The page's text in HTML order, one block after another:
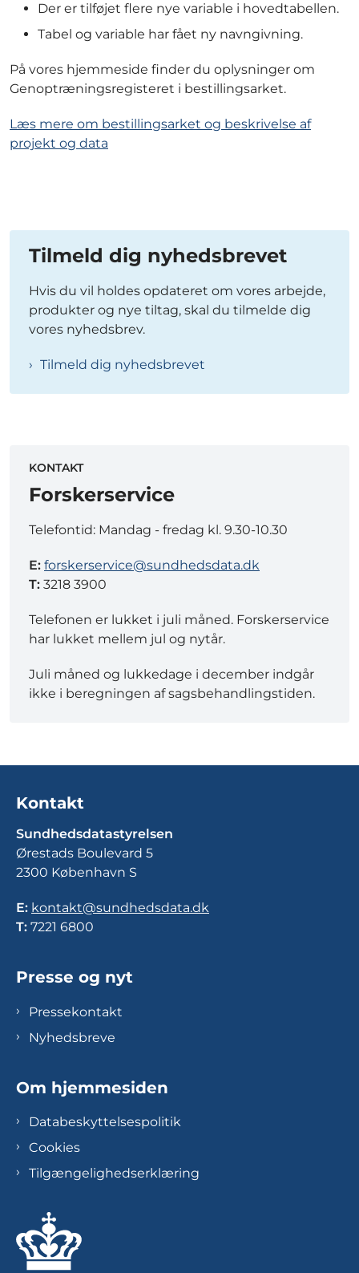
Der er tilføjet flere nye variable i hovedtabellen.
Tabel og variable har fået ny navngivning.
På vores hjemmeside finder du oplysninger om
Genoptræningsregisteret i bestillingsarket.
Læs mere om bestillingsarket og beskrivelse af
projekt og data
Tilmeld dig nyhedsbrevet
Hvis du vil holdes opdateret om vores arbejde,
produkter og nye tiltag, skal du tilmelde dig
vores nyhedsbrev.
Tilmeld dig nyhedsbrevet
KONTAKT
Forskerservice
Telefontid: Mandag - fredag kl. 9.30-10.30
E: forskerservice@sundhedsdata.dk
T: 3218 3900
Telefonen er lukket i juli måned. Forskerservice
har lukket mellem jul og nytår.
Juli måned og lukkedage i december indgår
ikke i beregningen af sagsbehandlingstiden.
Kontakt
Sundhedsdatastyrelsen
Ørestads Boulevard 5
2300 København S
E: kontakt@sundhedsdata.dk
T: 7221 6800
Presse og nyt
Pressekontakt
Nyhedsbreve
Om hjemmesiden
Databeskyttelsespolitik
Cookies
Tilgængelighedserklæring